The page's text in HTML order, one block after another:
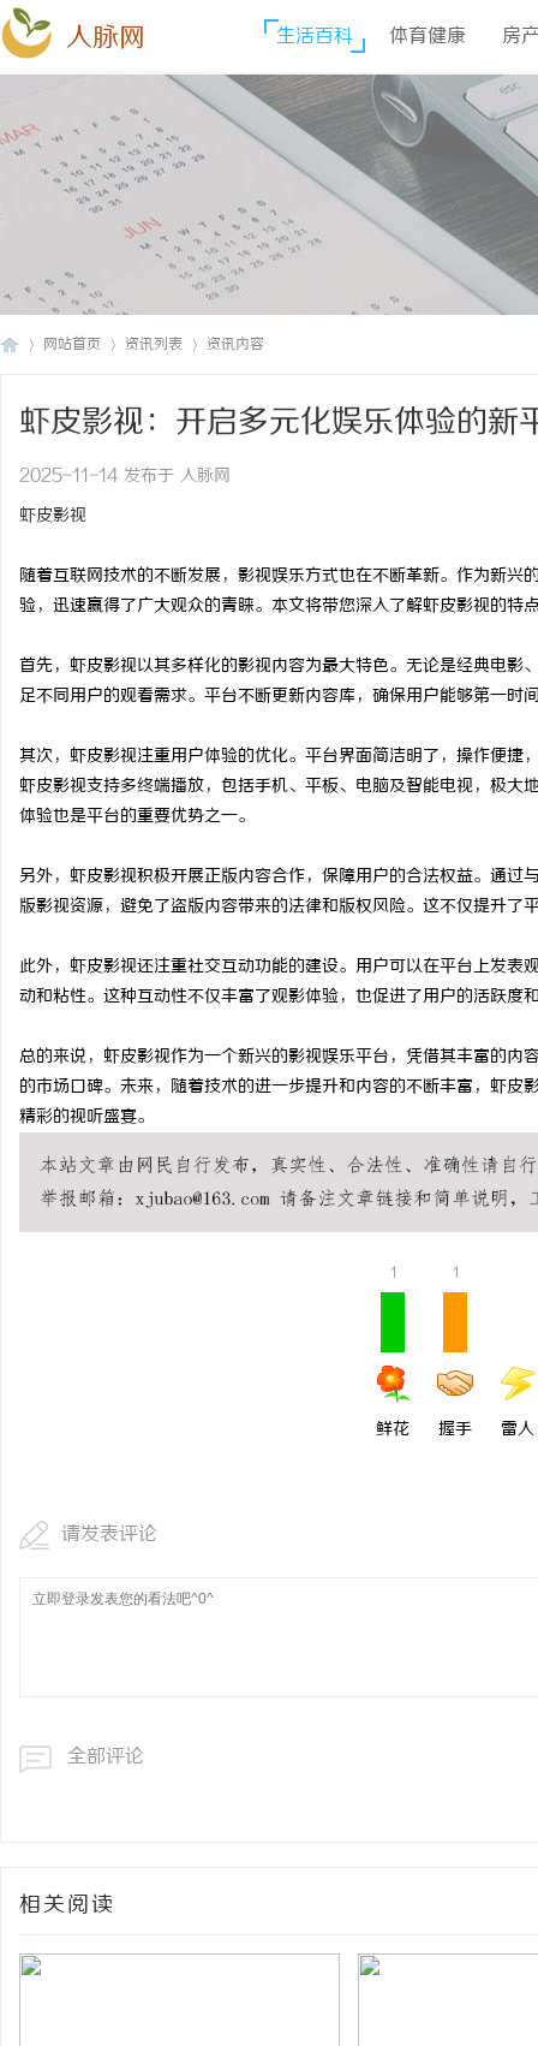
人脉网 生活百科 体育健康 房
网站首页 资讯列表 资讯内容
虾皮影视：开启多元化娱乐体验的新
2025-11-14 发布于 人脉网
虾皮影视
随着互联网技术的不断发展，影视娱乐方式也在不断革新。作为新
验，迅速赢得了广大观众的青睐。本文将带您深入了解虾皮影视的特
首先，虾皮影视以其多样化的影视内容为最大特色。无论是经典电
足不同用户的观看需求。平台不断更新内容库，确保用户能够第一
其次，虾皮影视注重用户体验的优化。平台界面简洁明了，操作便
虾皮影视支持多终端播放，包括手机、平板、电脑及智能电视，极
体验也是平台的重要优势之一。
另外，虾皮影视积极开展正版内容合作，保障用户的合法权益。通
版影视资源，避免了盗版内容带来的法律和版权风险。这不仅提升了
此外，虾皮影视还注重社交互动功能的建设。用户可以在平台上发
动和粘性。这种互动性不仅丰富了观影体验，也促进了用户的活跃度
总的来说，虾皮影视作为一个新兴的影视娱乐平台，凭借其丰富的
的市场口碑。未来，随着技术的进一步提升和内容的不断丰富，虾
精彩的视听盛宴。
1
鲜花
1
握手 雷人
请发表评论
全部评论
相关阅读